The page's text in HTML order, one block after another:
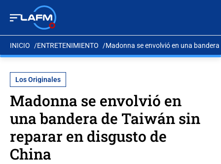
INICIO ENTRETENIMIENTO Madonna se envolvió en una
Los Originales
Madonna se envolvió en
una bandera de Taiwán sin
reparar en disgusto de
China